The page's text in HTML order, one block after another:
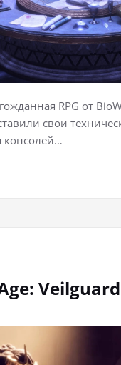
RPG от
свои
консолей…
Veilguard